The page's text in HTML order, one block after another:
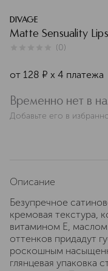
DIVAGE
Matte Sensuality
(0)
от 128 ¤ х 4 платежа
Временно нет в
Добавьте его в
Описание
Безупречное
кремовая текстура,
витамином Е,
оттенков придадут
роскошным
глянцевая упаковка